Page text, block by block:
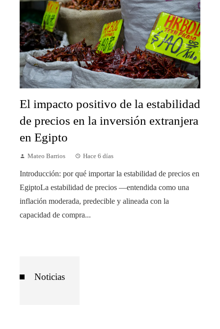
El impacto positivo de la estabilidad
de precios en la inversión extranjera
en Egipto
Mateo Barrios Hace 6 días
Introducción: por qué importar la estabilidad de precios en
EgiptoLa estabilidad de precios —entendida como una
inflación moderada, predecible y alineada con la
capacidad de compra...
Noticias